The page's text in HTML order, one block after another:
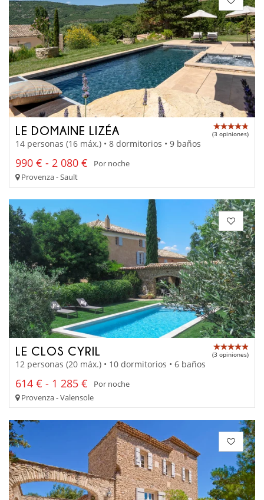
LE DOMAINE LIZÉA (3 opiniones)
14 personas (16 máx.) • 8 dormitorios • 9 baños
990 € - 2 080 €
Por noche
Provenza - Sault
LE CLOS CYRIL (3 opiniones)
12 personas (20 máx.) • 10 dormitorios • 6 baños
614 € - 1 285 €
Por noche
Provenza - Valensole